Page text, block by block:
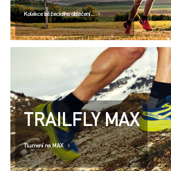
Kolekce běžeckého oblečení..
TRAILFLY MAX
Tlumení na MAX